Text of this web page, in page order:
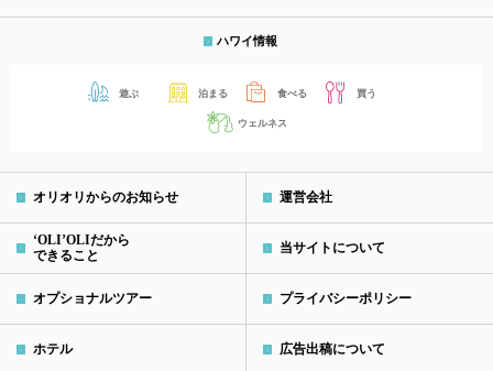
ハワイ情報
遊ぶ 泊まる 食べる 買う
ウェルネス
オリオリからのお知らせ
‘OLI’OLIだから
できること
オプショナルツアー
ホテル
運営会社
当サイトについて
プライバシーポリシー
広告出稿について